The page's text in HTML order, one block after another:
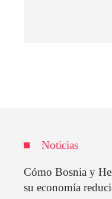
Noticias
Cómo Bosnia y
su economía